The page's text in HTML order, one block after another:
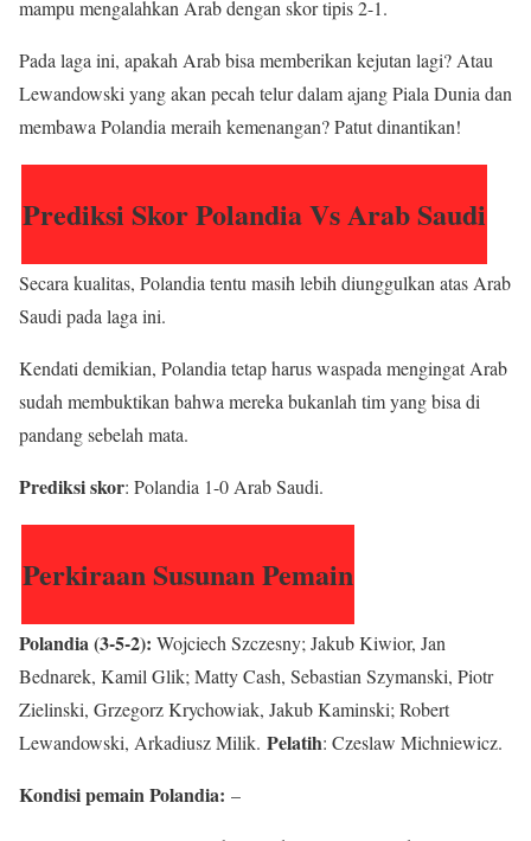
mampu mengalahkan Arab dengan skor tipis 2-1.
Pada laga ini, apakah Arab bisa memberikan kejutan lagi? Atau
Lewandowski yang akan pecah telur dalam ajang Piala Dunia dan
membawa Polandia meraih kemenangan? Patut dinantikan!
Prediksi Skor Polandia Vs Arab Saudi
Secara kualitas, Polandia tentu masih lebih diunggulkan atas Arab
Saudi pada laga ini.
Kendati demikian, Polandia tetap harus waspada mengingat Arab
sudah membuktikan bahwa mereka bukanlah tim yang bisa di
pandang sebelah mata.
Prediksi skor: Polandia 1-0 Arab Saudi.
Perkiraan Susunan Pemain
Polandia (3-5-2): Wojciech Szczesny; Jakub Kiwior, Jan
Bednarek, Kamil Glik; Matty Cash, Sebastian Szymanski, Piotr
Zielinski, Grzegorz Krychowiak, Jakub Kaminski; Robert
Lewandowski, Arkadiusz Milik. Pelatih: Czeslaw Michniewicz.
Kondisi pemain Polandia: –